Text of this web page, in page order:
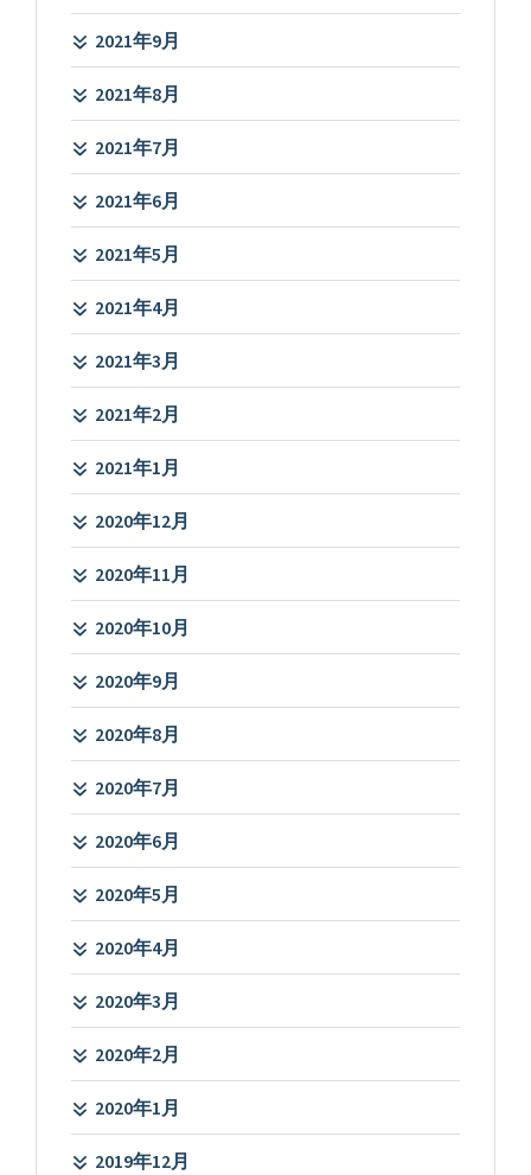
2021年9月
2021年8月
2021年7月
2021年6月
2021年5月
2021年4月
2021年3月
2021年2月
2021年1月
2020年12月
2020年11月
2020年10月
2020年9月
2020年8月
2020年7月
2020年6月
2020年5月
2020年4月
2020年3月
2020年2月
2020年1月
2019年12月